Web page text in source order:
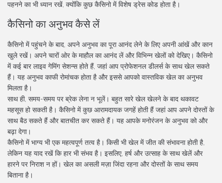
पहनने का भी ध्यान रखें, क्योंकि कुछ कैसिनो में विशेष ड्रेस कोड होता है।
कैसिनो का अनुभव कैसे लें
कैसिनो में पहुंचने के बाद, अपने अनुभव का पूरा आनंद लेने के लिए अपनी आंखें और कान
खुले रखें। अपने चारों ओर के माहौल का आनंद लें और विभिन्न खेलों को देखिए। कैसिनो
में कई बार लाइव गेमिंग सेशन्स होते हैं, जहां आप प्रोफेशनल डीलर्स के साथ खेल सकते
हैं। यह अनुभव काफी रोमांचक होता है और इससे आपको वास्तविक खेल का अनुभव
मिलता है।
साथ ही, समय-समय पर ब्रेक लेना न भूलें। बहुत सारे खेल खेलने के बाद थकावट
महसूस हो सकती है। कैसिनो में कुछ आरामदायक जगहें होती हैं जहां आप अपने दोस्तों के
साथ बैठ सकते हैं और बातचीत कर सकते हैं। यह आपके मनोरंजन के अनुभव को और
बढ़ा देगा।
कैसिनो में भाग्य भी एक महत्वपूर्ण तत्व है। किसी भी खेल में जीत की संभावना होती है,
लेकिन यह याद रखें कि हार भी संभव है। इसलिए, हर्ष और उत्साह के साथ खेलें और
हारने पर निराश न हों। खेल का असली मज़ा जिंदा रहना और दोस्तों के साथ समय
बिताना है।